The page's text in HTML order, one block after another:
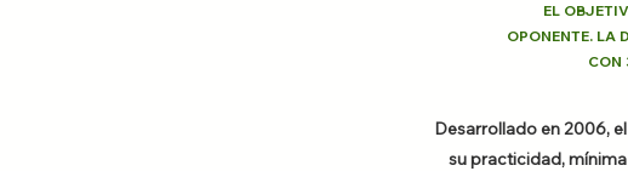
EL
OPONENTE. LA
CON
Desarrollado en 2006,
su practicidad,